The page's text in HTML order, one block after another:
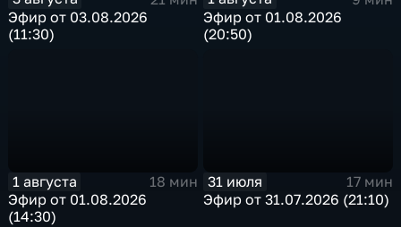
Эфир от 03.08.2026
(11:30)
Эфир от 01.08.2026
(20:50)
1 августа
18 мин
Эфир от 01.08.2026
(14:30)
31 июля
17 мин
Эфир от 31.07.2026 (21:10)